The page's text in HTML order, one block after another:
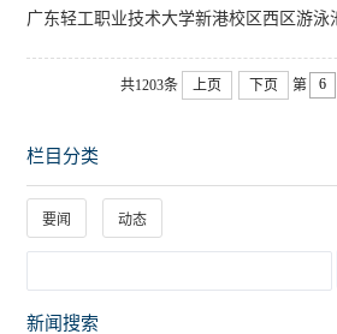
共1203条 上页 下页 第
栏目分类
要闻 动态
新闻搜索